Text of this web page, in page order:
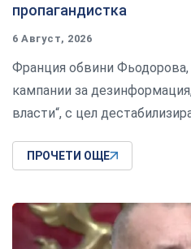
пропагандистка
6 Август, 2026
Франция обвини Фьодорова,
кампании за
власти“, с цел
ПРОЧЕТИ ОЩЕ